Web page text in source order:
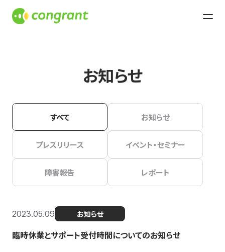
お知らせ
すべて お知らせ
プレスリリース イベント・セミナー
障害報告 レポート
2023.05.09 お知らせ
臨時休業とサポート受付時間についてのお知らせ